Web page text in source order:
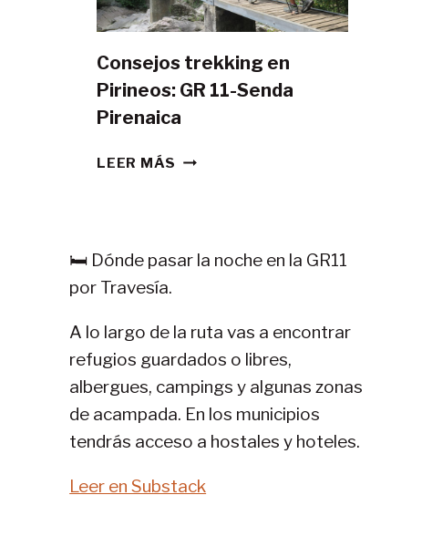
CAMPAÑA?
Consejos trekking en
Pirineos: GR 11-Senda
Pirenaica
LEER MÁS CONSEJOS
11-
🛏️ Dónde pasar la noche en la GR11
por Travesía.
A lo largo de la ruta vas a encontrar
refugios guardados o libres,
albergues, campings y algunas zonas
de acampada. En los municipios
tendrás acceso a hostales y hoteles.
Leer en Substack